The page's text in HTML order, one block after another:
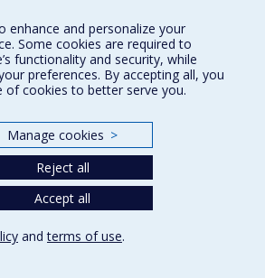
enhance and personalize your
Some cookies are required to
functionality and security, while
preferences. By accepting all, you
of cookies to better serve you.
Manage cookies >
Reject all
Accept all
andterms of use.